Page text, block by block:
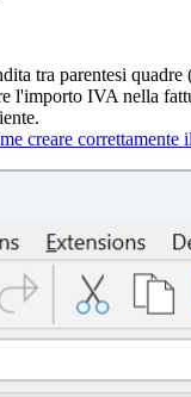
tra parentesi
IVA nella
creare correttamente